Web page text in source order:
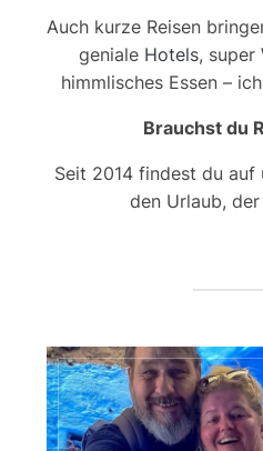
Auch kurze Reisen
geniale Hotels, super
himmlisches Essen –
Brauchst du
Seit 2014 findest du auf
den Urlaub,